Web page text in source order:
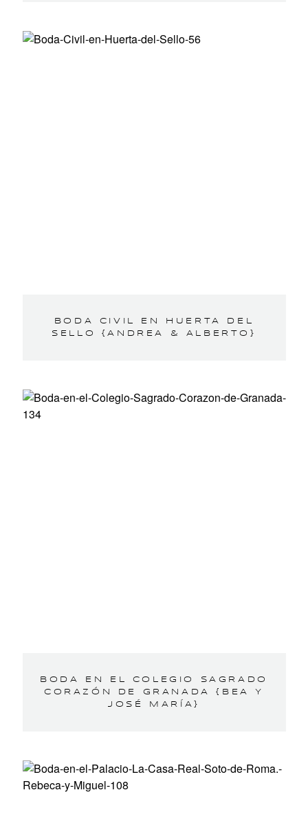
BODA CIVIL EN HUERTA DEL
SELLO {ANDREA & ALBERTO}
BODA EN EL COLEGIO SAGRADO
CORAZÓN DE GRANADA {BEA Y
JOSÉ MARÍA}